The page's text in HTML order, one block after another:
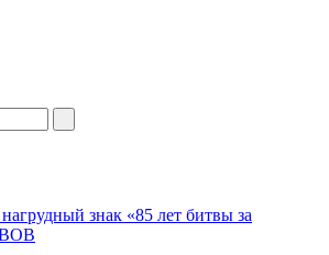
знак «85 лет битвы за
ВОВ